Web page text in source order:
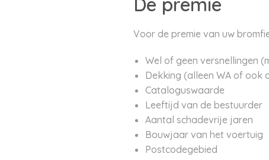
Voor de premie van uw
Wel of geen versnellingen
Dekking (alleen WA of ook
Cataloguswaarde
Leeftijd van de bestuurder
Aantal schadevrije jaren
Bouwjaar van het voertuig
Postcodegebied